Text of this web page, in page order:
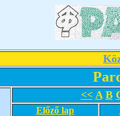
<< A B
Előző lap